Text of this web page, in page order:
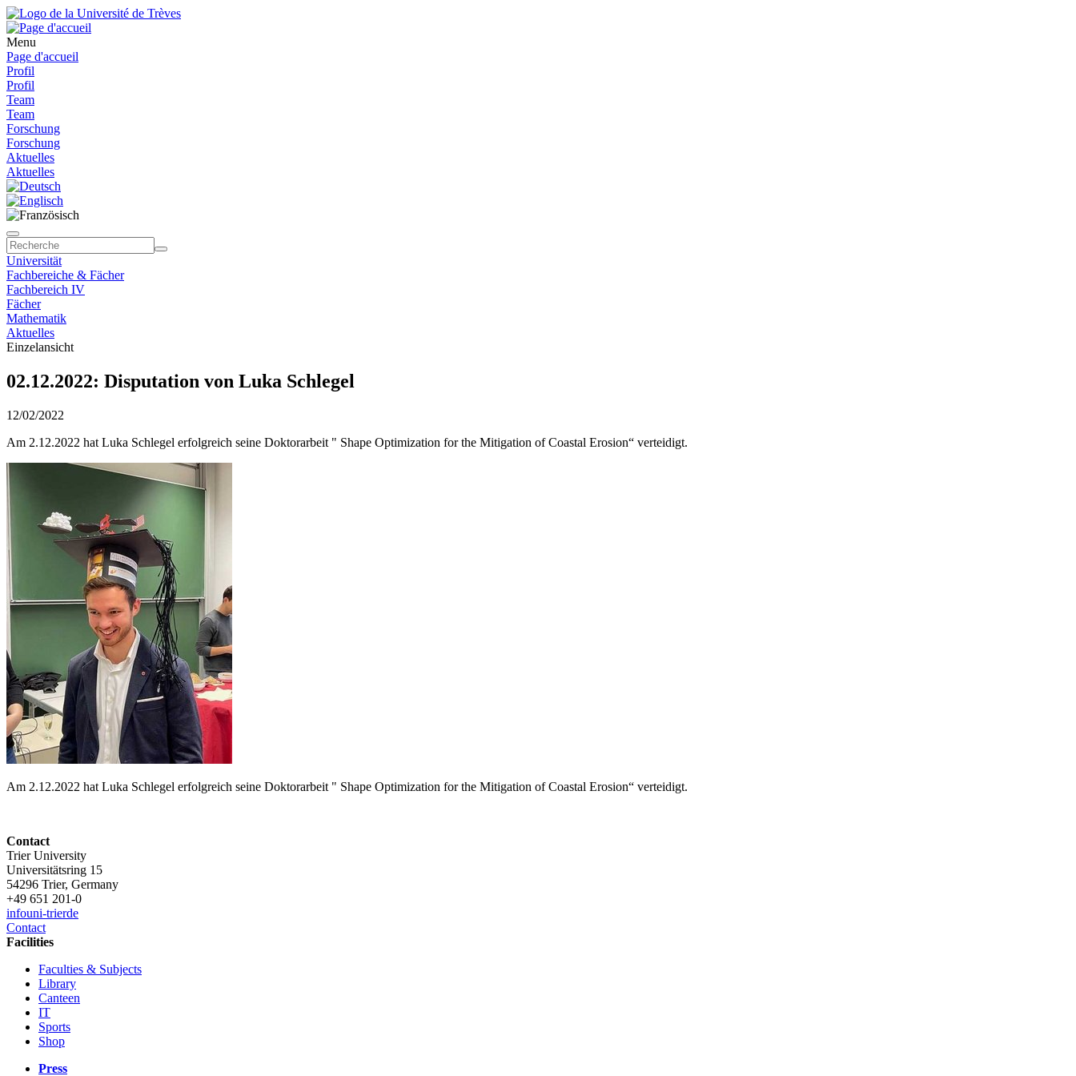
Menu
Page d'accueil
Profil
Profil
Team
Team
Forschung
Forschung
Aktuelles
Aktuelles
Universität
Fachbereiche & Fächer
Fachbereich IV
Fächer
Mathematik
Aktuelles
Einzelansicht
02.12.2022: Disputation von Luka Schlegel
12/02/2022
Am 2.12.2022 hat Luka Schlegel erfolgreich seine Doktorarbeit " Shape Optimization for the Mitigation of Coastal Erosion“ verteidigt.
Am 2.12.2022 hat Luka Schlegel erfolgreich seine Doktorarbeit " Shape Optimization for the Mitigation of Coastal Erosion“ verteidigt.
Contact
Trier University
Universitätsring 15
54296 Trier, Germany
+49 651 201-0
infouni-trierde
Contact
Facilities
Faculties & Subjects
Library
Canteen
IT
Sports
Shop
Press